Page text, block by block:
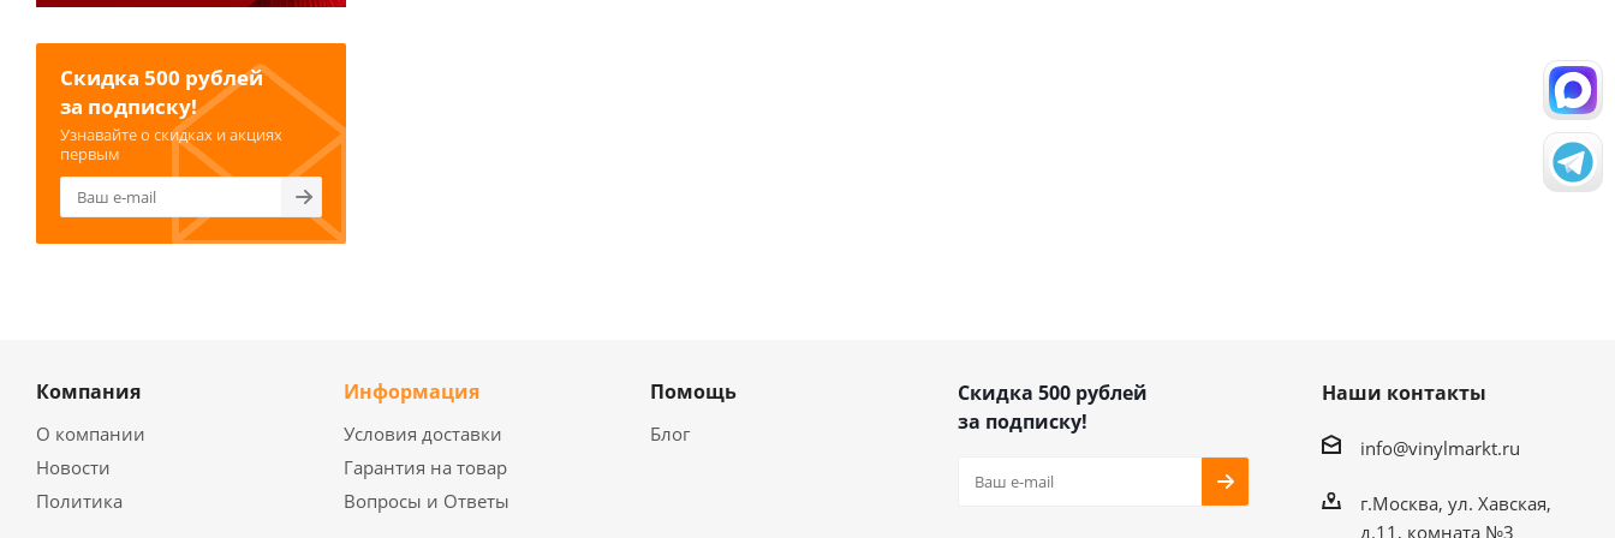
Скидка 500 рублей
за подписку!
Узнавайте о скидках и акциях
первым
Компания
О компании
Новости
Политика
Информация
Условия доставки
Гарантия на товар
Вопросы и Ответы
Помощь
Блог
Скидка 500 рублей
за подписку!
Наши контакты
info@vinylmarkt.ru
г.Москва, ул. Хавская,
д.11, комната №3